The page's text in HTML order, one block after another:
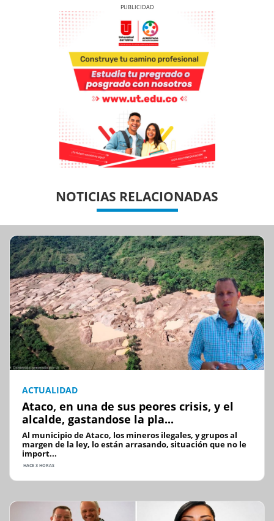
NOTICIAS RELACIONADAS
ACTUALIDAD
Ataco, en una de sus peores crisis, y el
alcalde, gastandose la pla...
Al municipio de Ataco, los mineros ilegales, y grupos al
margen de la ley, lo están arrasando, situación que no le
import...
HACE 3 HORAS